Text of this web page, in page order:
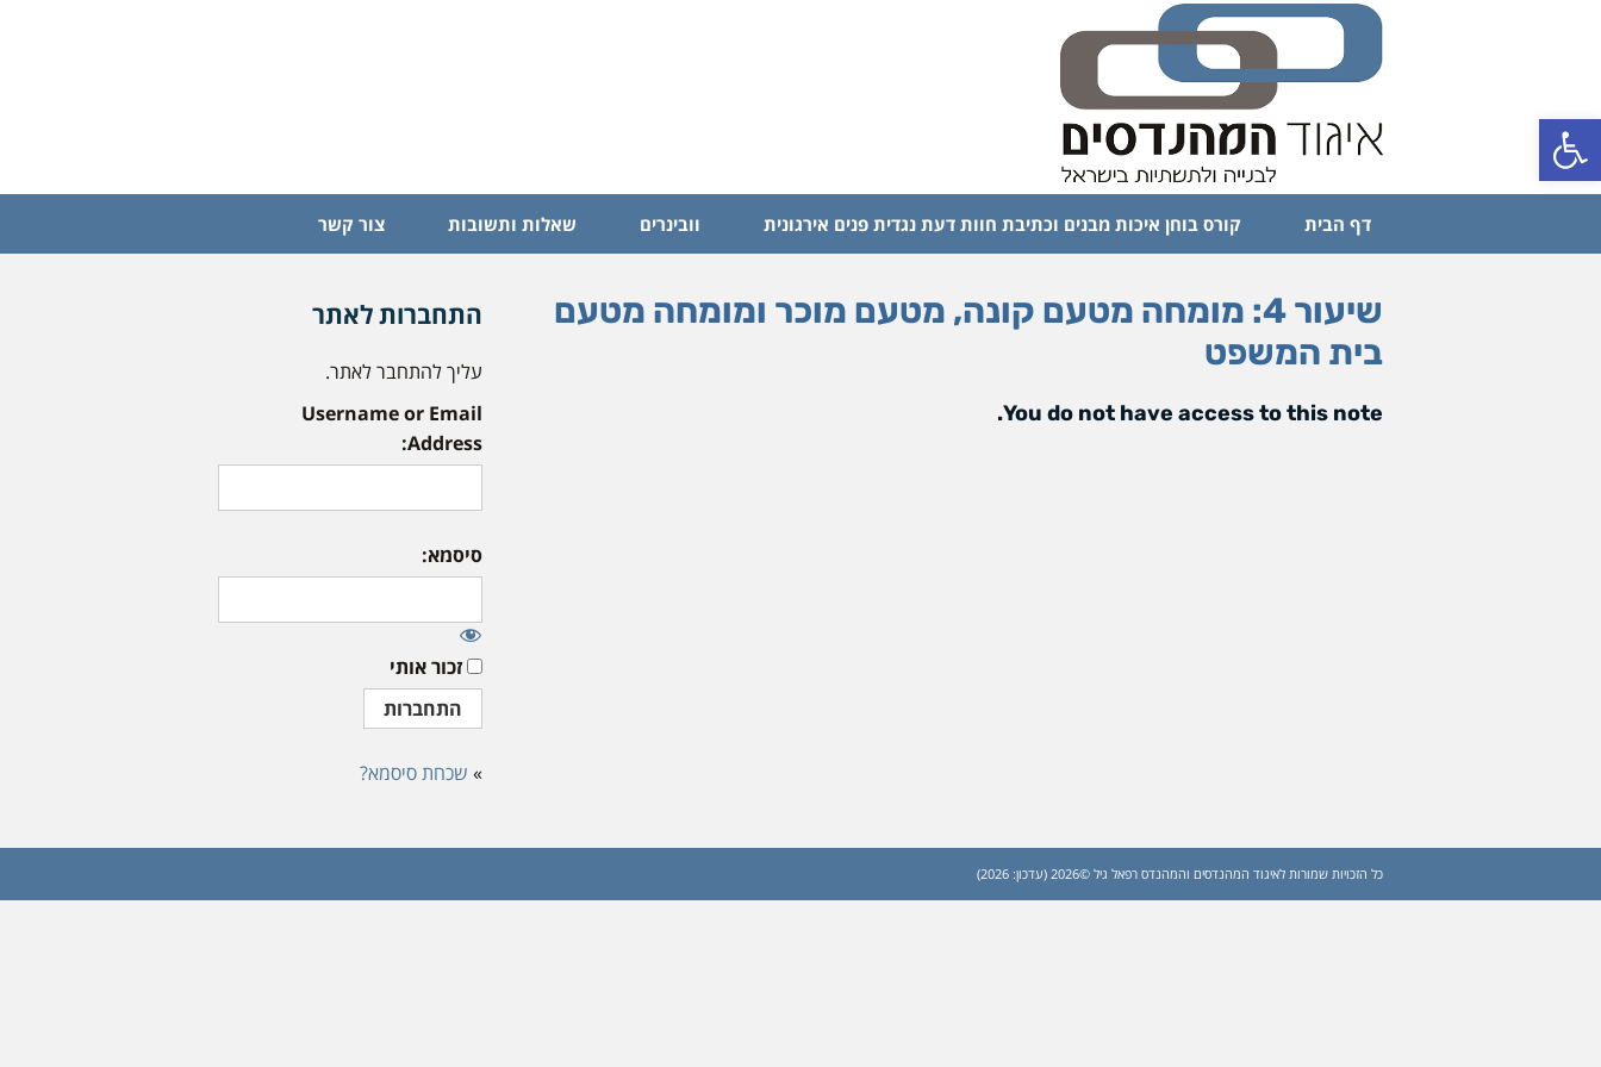
פתח סרגל נגישות
דף הבית קורס בוחן איכות מבנים וכתיבת חוות דעת נגדית פנים אירגונית וובינרים שאלות ותשובות צור קשר
שיעור 4: מומחה מטעם קונה, מטעם מוכר ומומחה מטעם
בית המשפט
You do not have access to this note.
התחברות לאתר
עליך להתחבר לאתר.
Username or Email
Address:
סיסמא:
זכור אותי
» שכחת סיסמא?
כל הזכויות שמורות לאיגוד המהנדסים והמהנדס רפאל גיל ©2026 (עדכון: 2026)